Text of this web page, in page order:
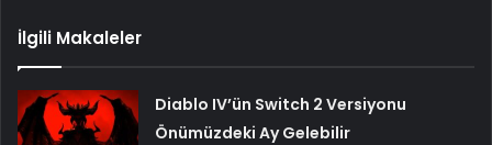
İlgili Makaleler
Diablo IV’ün Switch 2 Versiyonu
Önümüzdeki Ay Gelebilir